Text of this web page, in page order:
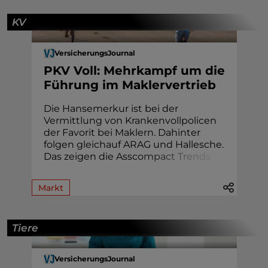
KV
VersicherungsJournal
PKV Voll: Mehrkampf um die
Führung im Maklervertrieb
Die Hansemerkur ist bei der
Vermittlung von Krankenvollpolicen
der Favorit bei Maklern. Dahinter
folgen gleichauf ARAG und Hallesche.
Das zeigen die Asscompact Trend
Markt
Tiere
VersicherungsJournal